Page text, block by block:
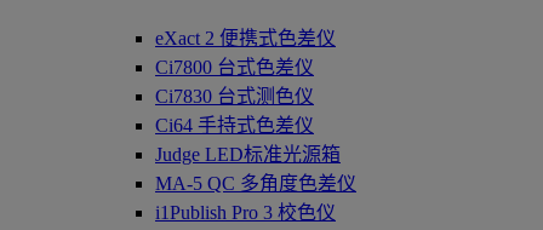
eXact 2 便携式色差仪
Ci7800 台式色差仪
Ci7830 台式测色仪
Ci64 手持式色差仪
Judge LED标准光源箱
MA-5 QC 多角度色差仪
i1Publish Pro 3 校色仪